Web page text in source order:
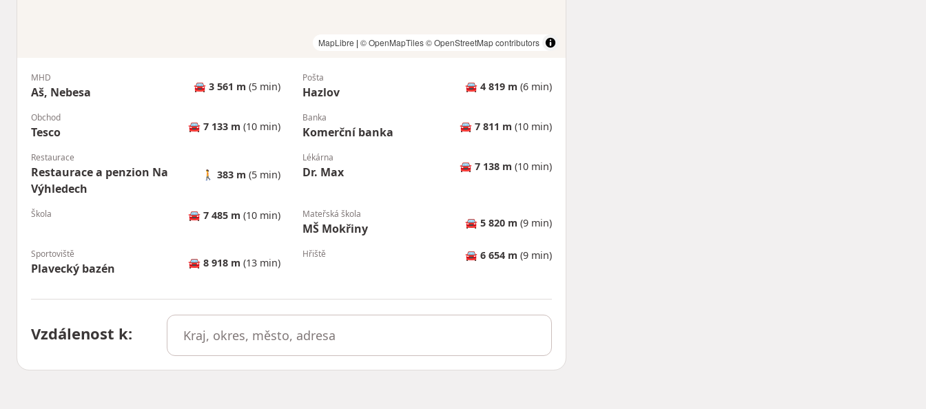
MapLibre | © OpenMapTiles© OpenStreetMap contributors
MHD
Aš, Nebesa 🚘 3 561 m (5 min)
Pošta
Hazlov 🚘 4 819 m (6 min)
Obchod
Tesco 🚘 7 133 m (10 min)
Banka
Komerční banka 🚘 7 811 m (10 min)
Restaurace
Restaurace a penzion Na
Výhledech
🚶 383 m (5 min)
Lékárna
Dr. Max 🚘 7 138 m (10 min)
Škola 🚘 7 485 m (10 min) Mateřská škola
MŠ Mokřiny 🚘 5 820 m (9 min)
Sportoviště
Plavecký bazén 🚘 8 918 m (13 min)
Hřiště 🚘 6 654 m (9 min)
Vzdálenost k: